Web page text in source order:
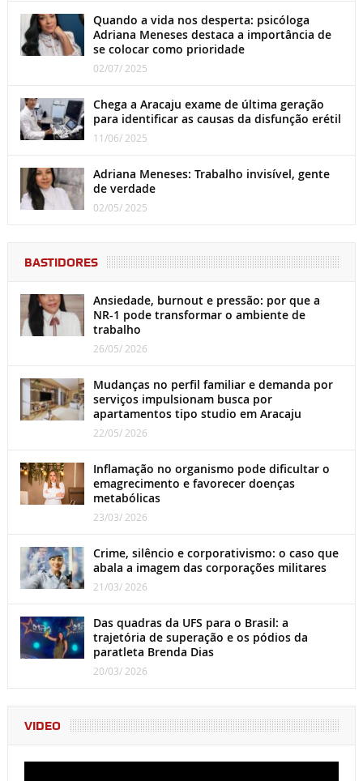
Quando a vida nos desperta: psicóloga
Adriana Meneses destaca a importância de
se colocar como prioridade
02/07/ 2025
Chega a Aracaju exame de última geração
para identificar as causas da disfunção erétil
11/06/ 2025
Adriana Meneses: Trabalho invisível, gente
de verdade
02/05/ 2025
BASTIDORES
Ansiedade, burnout e pressão: por que a
NR-1 pode transformar o ambiente de
trabalho
26/05/ 2026
Mudanças no perfil familiar e demanda por
serviços impulsionam busca por
apartamentos tipo studio em Aracaju
22/05/ 2026
Inflamação no organismo pode dificultar o
emagrecimento e favorecer doenças
metabólicas
23/03/ 2026
Crime, silêncio e corporativismo: o caso que
abala a imagem das corporações militares
21/03/ 2026
Das quadras da UFS para o Brasil: a
trajetória de superação e os pódios da
paratleta Brenda Dias
20/03/ 2026
VIDEO